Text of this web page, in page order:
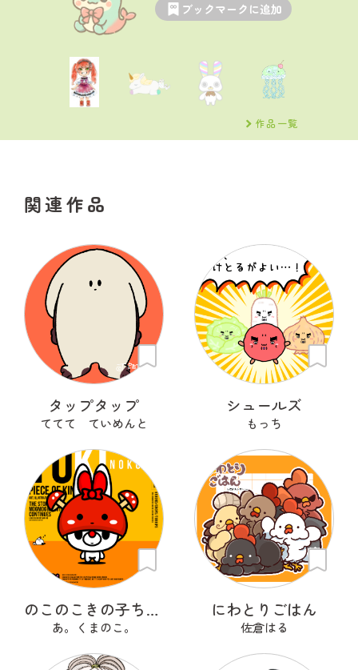
ブックマークに追加
作品一覧
関連作品
タップタップ
ててて ていめんと
シュールズ
もっち
のこのこきの子ちゃん
あ。くまのこ。
にわとりごはん
佐倉はる